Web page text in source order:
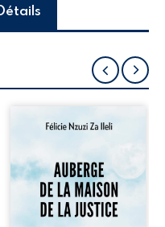
Détails
Auberge de la
récit-témoignage
consacré au
parcours
exemplaire de
Mbala Zi Nkuaku